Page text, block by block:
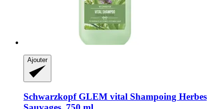
Ajouter
SchwarzkopfGLEM vital Shampoing Herbes